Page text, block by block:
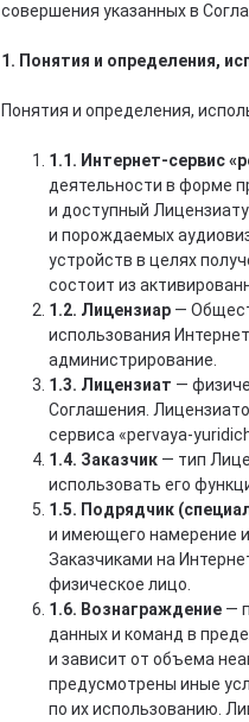
совершения указанных в
1. Понятия и определения,
Понятия и определения,
1.1. Интернет-сервис
деятельности в форме
и доступный
и порождаемых
устройств в целях
состоит из
1.2. Лицензиар —
использования
администрирование.
1.3. Лицензиат —
Соглашения.
сервиса «pervaya-
1.4. Заказчик — тип
использовать его
1.5. Подрядчик
и имеющего намерение
Заказчиками на
физическое лицо.
1.6. Вознаграждение —
данных и команд в
и зависит от объема
предусмотрены иные
по их использованию.